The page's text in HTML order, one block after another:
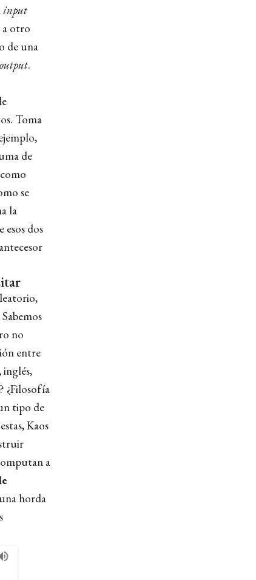
input
otro
de una
output.
Toma
de
se
la
dos
no
entre
¿Filosofía
tipo de
Kaos
a
horda